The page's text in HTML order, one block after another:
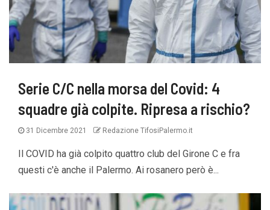
Serie C/C nella morsa del Covid: 4
squadre già colpite. Ripresa a rischio?
31 Dicembre 2021 Redazione TifosiPalermo.it
Il COVID ha già colpito quattro club del Girone C e fra
questi c'è anche il Palermo. Ai rosanero però è...